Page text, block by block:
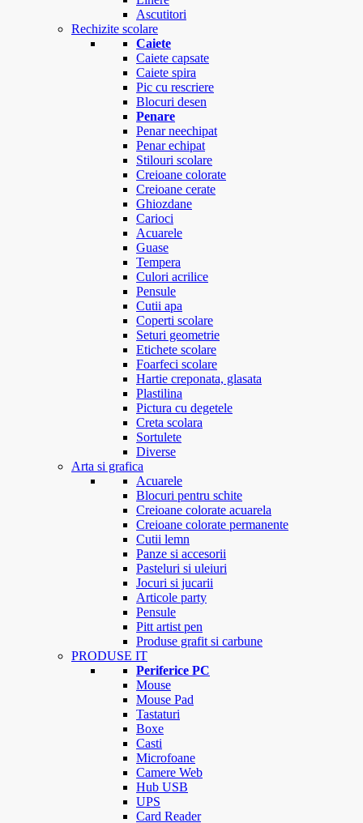
Ascutitori
Rechizite scolare
Caiete
Caiete capsate
Caiete spira
Pic cu rescriere
Blocuri desen
Penare
Penar neechipat
Penar echipat
Stilouri scolare
Creioane colorate
Creioane cerate
Ghiozdane
Carioci
Acuarele
Guase
Tempera
Culori acrilice
Pensule
Cutii apa
Coperti scolare
Seturi geometrie
Etichete scolare
Foarfeci scolare
Hartie creponata, glasata
Plastilina
Pictura cu degetele
Creta scolara
Sortulete
Diverse
Arta si grafica
Acuarele
Blocuri pentru schite
Creioane colorate acuarela
Creioane colorate permanente
Cutii lemn
Panze si accesorii
Pasteluri si uleiuri
Jocuri si jucarii
Articole party
Pensule
Pitt artist pen
Produse grafit si carbune
PRODUSE IT
Periferice PC
Mouse
Mouse Pad
Tastaturi
Boxe
Casti
Microfoane
Camere Web
Hub USB
UPS
Card Reader